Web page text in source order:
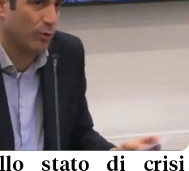
stato di crisi